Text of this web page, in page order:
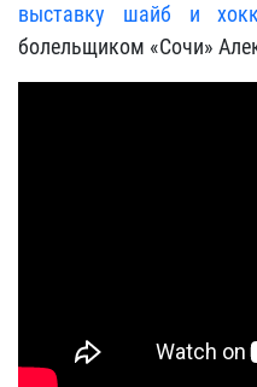
выставку шайб и
болельщиком «Сочи»